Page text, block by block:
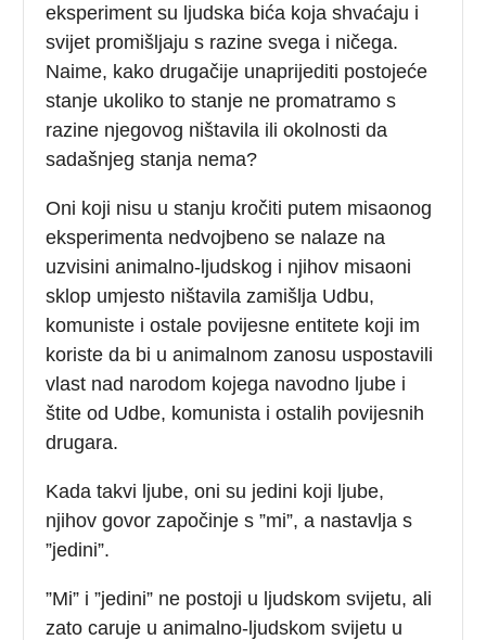
eksperiment su ljudska bića koja shvaćaju i
svijet promišljaju s razine svega i ničega.
Naime, kako drugačije unaprijediti postojeće
stanje ukoliko to stanje ne promatramo s
razine njegovog ništavila ili okolnosti da
sadašnjeg stanja nema?
Oni koji nisu u stanju kročiti putem misaonog
eksperimenta nedvojbeno se nalaze na
uzvisini animalno-ljudskog i njihov misaoni
sklop umjesto ništavila zamišlja Udbu,
komuniste i ostale povijesne entitete koji im
koriste da bi u animalnom zanosu uspostavili
vlast nad narodom kojega navodno ljube i
štite od Udbe, komunista i ostalih povijesnih
drugara.
Kada takvi ljube, oni su jedini koji ljube,
njihov govor započinje s ”mi”, a nastavlja s
”jedini”.
”Mi” i ”jedini” ne postoji u ljudskom svijetu, ali
zato caruje u animalno-ljudskom svijetu u